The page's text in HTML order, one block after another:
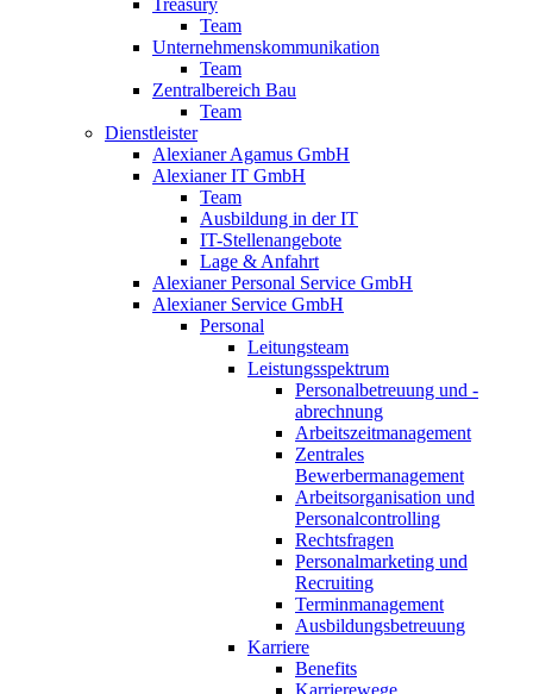
Treasury
Team
Unternehmenskommunikation
Team
Zentralbereich Bau
Team
Dienstleister
Alexianer Agamus GmbH
Alexianer IT GmbH
Team
Ausbildung in der IT
IT-Stellenangebote
Lage & Anfahrt
Alexianer Personal Service GmbH
Alexianer Service GmbH
Personal
Leitungsteam
Leistungsspektrum
Personalbetreuung und -
abrechnung
Arbeitszeitmanagement
Zentrales
Bewerbermanagement
Arbeitsorganisation und
Personalcontrolling
Rechtsfragen
Personalmarketing und
Recruiting
Terminmanagement
Ausbildungsbetreuung
Karriere
Benefits
Karrierewege